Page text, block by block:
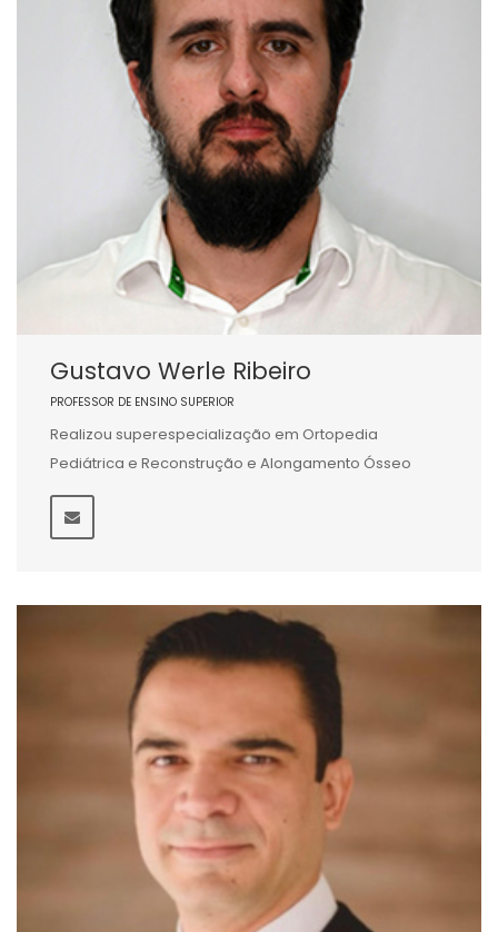
Gustavo Werle Ribeiro
PROFESSOR DE ENSINO SUPERIOR
Realizou superespecialização em Ortopedia
Pediátrica e Reconstrução e Alongamento Ósseo